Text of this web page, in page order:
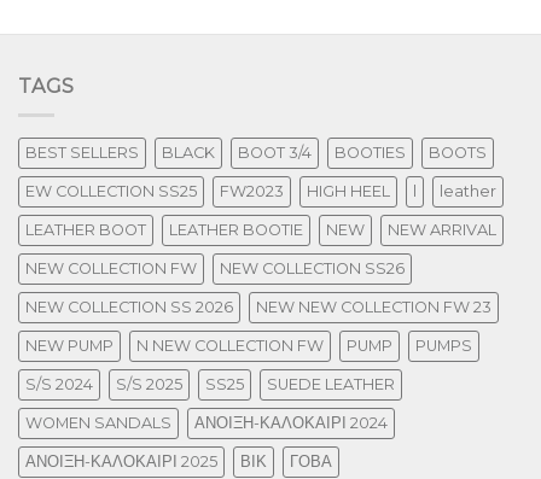
TAGS
BEST SELLERS BLACK BOOT 3/4 BOOTIES BOOTS
EW COLLECTION SS25 FW2023 HIGH HEEL leather
LEATHER BOOT LEATHER BOOTIE NEW NEW ARRIVAL
NEW COLLECTION FW NEW COLLECTION SS26
NEW COLLECTION SS 2026 NEW NEW COLLECTION FW 23
NEW PUMP N NEW COLLECTION FW PUMP PUMPS
S/S 2024 S/S 2025 SS25 SUEDE LEATHER
WOMEN SANDALS ΑΝΟΙΞΗ-ΚΑΛΟΚΑΙΡΙ 2024
ΑΝΟΙΞΗ-ΚΑΛΟΚΑΙΡΙ 2025 ΒΙΚ ΓΟΒΑ